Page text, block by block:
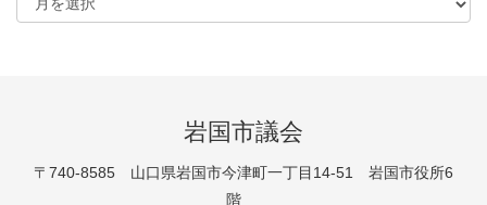
岩国市議会
〒740-8585 山口県岩国市今津町一丁目14-51 岩国市役所6
階